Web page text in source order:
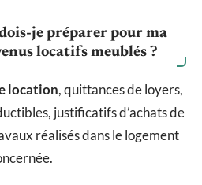
je préparer pour ma
locatifs meublés ?
location, quittances de loyers,
justificatifs d’achats de
réalisés dans le logement